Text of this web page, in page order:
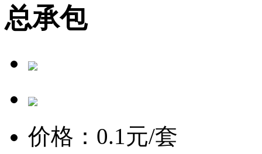
总承包
价格： 0.1元/套